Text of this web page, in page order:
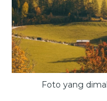
Foto yang